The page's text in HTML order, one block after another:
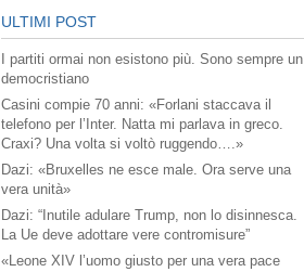
ULTIMI POST
I partiti ormai non esistono più. Sono sempre un
democristiano
Casini compie 70 anni: «Forlani staccava il
telefono per l’Inter. Natta mi parlava in greco.
Craxi? Una volta si voltò ruggendo….»
Dazi: «Bruxelles ne esce male. Ora serve una
vera unità»
Dazi: “Inutile adulare Trump, non lo disinnesca.
La Ue deve adottare vere contromisure”
«Leone XIV l’uomo giusto per una vera pace